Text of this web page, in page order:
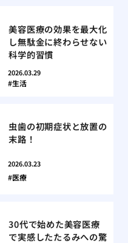
美容医療の効果を最大化
し無駄金に終わらせない
科学的習慣
2026.03.29
生活
虫歯の初期症状と放置の
末路！
2026.03.23
医療
30代で始めた美容医療
で実感したたるみへの驚